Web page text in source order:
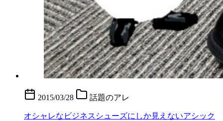
2015/03/28 話題のアレ
オシャレなビジネスシューズにしか見えないアシック